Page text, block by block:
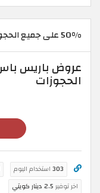
50% على جميع الحجوزات
الحجوزات
303 استخدام اليوم
اخر توفير 2.5 دينار كويتي